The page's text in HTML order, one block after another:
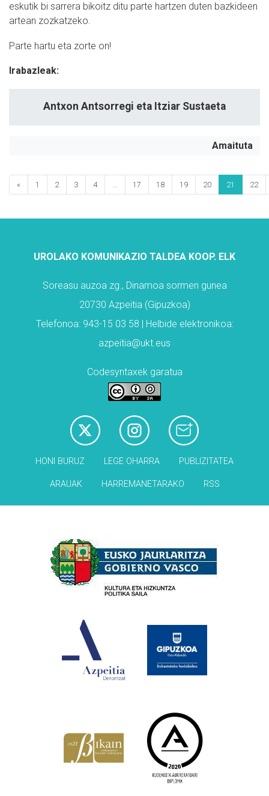
eskutik bi sarrera bikoitz ditu parte hartzen duten bazkideen
artean zozkatzeko.
Parte hartu eta zorte on!
Irabazleak:
Antxon Antsorregi eta Itziar Sustaeta
Amaituta
« 1 2 3 4 17 18 19 20 21 22
UROLAKO KOMUNIKAZIO TALDEA KOOP. ELK
Soreasu auzoa zg., Dinamoa sormen gunea
20730 Azpeitia (Gipuzkoa)
Telefonoa: 943-15 03 58 | Helbide elektronikoa:
azpeitia@ukt.eus
Codesyntaxek garatua
HONI BURUZ LEGE OHARRA PUBLIZITATEA
ARAUAK HARREMANETARAKO RSS